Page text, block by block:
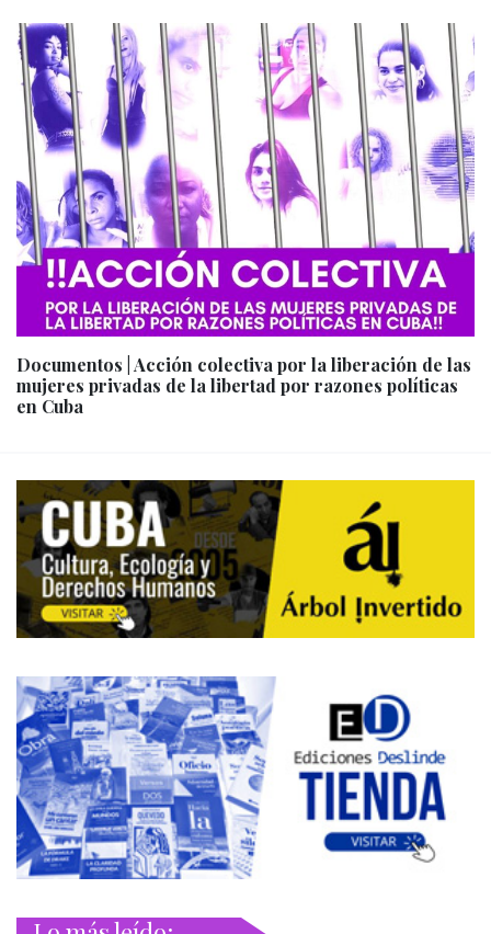
Documentos | Acción colectiva por la liberación de las
mujeres privadas de la libertad por razones políticas
en Cuba